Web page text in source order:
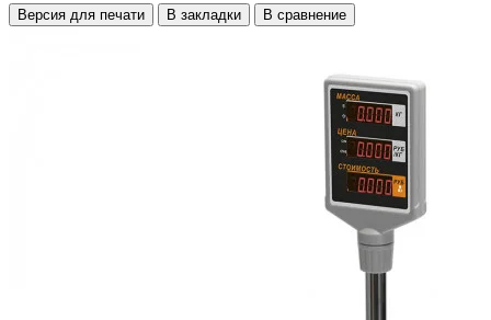
Версия для печати В закладки В сравнение